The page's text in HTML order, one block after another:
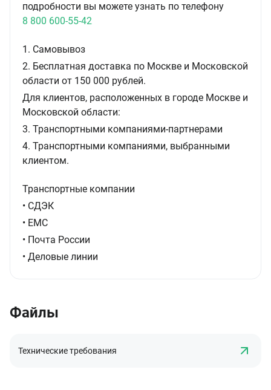
подробности вы можете узнать по телефону
8 800 600-55-42
1. Самовывоз
2. Бесплатная доставка по Москве и Московской
области от 150 000 рублей.
Для клиентов, расположенных в городе Москве и
Московской области:
3. Транспортными компаниями-партнерами
4. Транспортными компаниями, выбранными
клиентом.
Транспортные компании
• СДЭК
• ЕМС
• Почта России
• Деловые линии
Файлы
Технические требования